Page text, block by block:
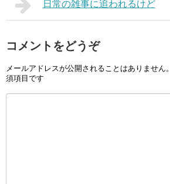
日常の雑事に追われるけど
コメントをどうぞ
メールアドレスが公開されることはありません。
須項目です